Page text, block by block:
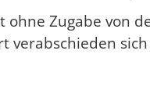
Zugabe von
verabschieden